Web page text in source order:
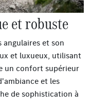
et robuste
angulaires et son
et luxueux, utilisant
un confort supérieur
et les
de sophistication à